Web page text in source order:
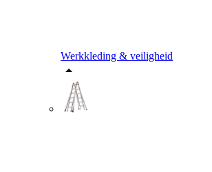
Werkkleding & veiligheid